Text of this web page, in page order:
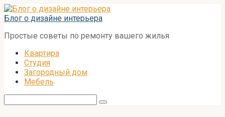
Перейти
к
Блог о дизайне интерьера
Простые советы по ремонту вашего жилья
Квартира
Студия
Загородный дом
Мебель